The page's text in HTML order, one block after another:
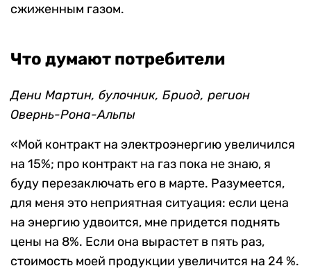
сжиженным газом.
Что думают потребители
Дени Мартин, булочник, Бриод, регион
Овернь-Рона-Альпы
«Мой контракт на электроэнергию увеличился
на 15%; про контракт на газ пока не знаю, я
буду перезаключать его в марте. Разумеется,
для меня это неприятная ситуация: если цена
на энергию удвоится, мне придется поднять
цены на 8%. Если она вырастет в пять раз,
стоимость моей продукции увеличится на 24 %.